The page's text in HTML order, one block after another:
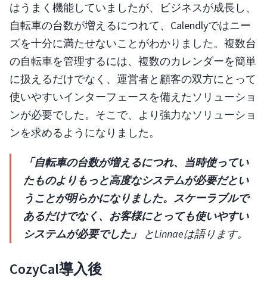
はうまく機能していましたが、ビジネスが成長し、
自転車の台数が増えるにつれて、Calendlyではニー
ズを十分に満たせないことがわかりました。複数台
の自転車を管理するには、複数のカレンダーを簡単
に扱えるだけでなく、運営者と顧客の双方にとって
使いやすいインターフェースを備えたソリューショ
ンが必要でした。そこで、より強力なソリューショ
ンを求めるようになりました。
「自転車の台数が増えるにつれ、当時使ってい
たものよりもっと高度なシステムが必要だとい
うことが明らかになりました。スケーラブルで
あるだけでなく、お客様にとっても使いやすい
システムが必要でした」
とLinnaeは語ります。
CozyCal導入後